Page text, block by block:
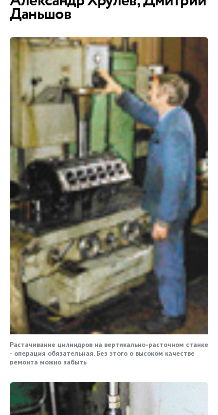
Даньшов
Растачивание цилиндров на вертикально-расточном станке
- операция обязательная. Без этого о высоком качестве
ремонта можно забыть